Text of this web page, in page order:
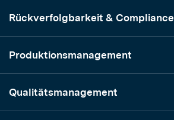
Rückverfolgbarkeit & Compliance
Produktionsmanagement
Qualitätsmanagement